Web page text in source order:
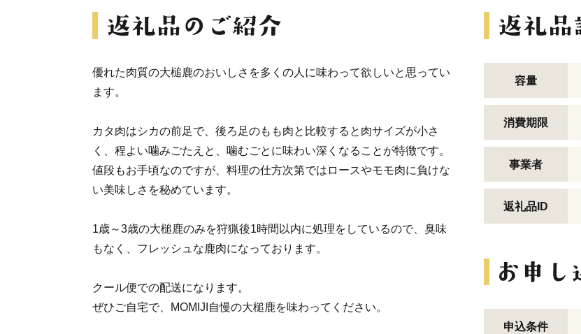
優れた肉質の大槌鹿のおいしさを多くの人に味わって欲しいと思ってい
ます。
カタ肉はシカの前足で、後ろ足のもも肉と比較すると肉サイズが小さ
く、程よい噛みごたえと、噛むごとに味わい深くなることが特徴です。
値段もお手頃なのですが、料理の仕方次第ではロースやモモ肉に負けな
い美味しさを秘めています。
1歳～3歳の大槌鹿のみを狩猟後1時間以内に処理をしているので、臭味
もなく、フレッシュな鹿肉になっております。
クール便での配送になります。
ぜひご自宅で、MOMIJI自慢の大槌鹿を味わってください。
容量
消費期限
事業者
返礼品ID
申込条件